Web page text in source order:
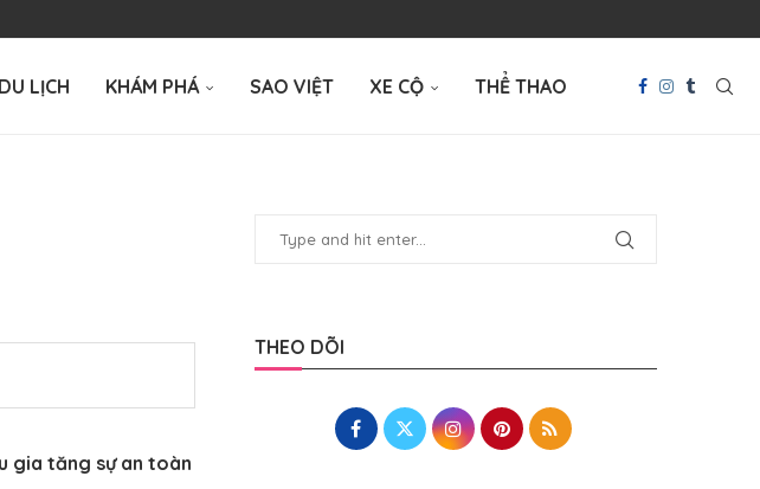
DU LỊCH KHÁM PHÁ SAO VIỆT XE CỘ THỂ THAO
gia tăng sự an toàn
THEO DÕI